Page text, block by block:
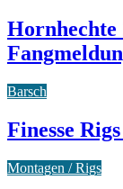
Hornhechte
Barsch
Finesse
Montagen / Rigs